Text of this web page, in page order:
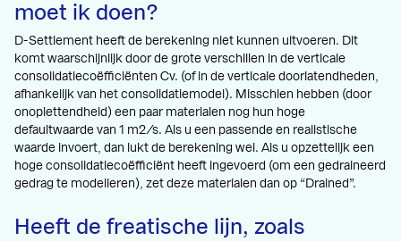
moet ik doen?
D-Settlement heeft de berekening niet kunnen uitvoeren. Dit
komt waarschijnlijk door de grote verschillen in de verticale
consolidatiecoëfficiënten Cv. (of in de verticale doorlatendheden,
afhankelijk van het consolidatiemodel). Misschien hebben (door
onoplettendheid) een paar materialen nog hun hoge
defaultwaarde van 1 m2/s. Als u een passende en realistische
waarde invoert, dan lukt de berekening wel. Als u opzettelijk een
hoge consolidatiecoëfficiënt heeft ingevoerd (om een gedraineerd
gedrag te modelleren), zet deze materialen dan op “Drained”.
Heeft de freatische lijn, zoals